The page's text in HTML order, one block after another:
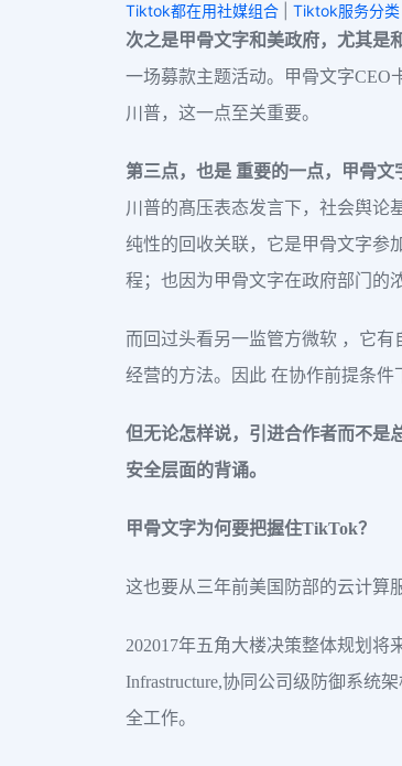
Tiktok都在用社媒组合
Tiktok服务分类
次之是甲骨文字和美政府，尤其是
一场募款主题活动。甲骨文字CEO
川普，这一点至关重要。
第三点，也是 重要的一点，甲骨文
川普的髙压表态发言下，社会舆论
纯性的回收关联，它是甲骨文字参
程；也因为甲骨文字在政府部门的
而回过头看另一监管方微软 ，它
经营的方法。因此 在协作前提条件
但无论怎样说，引进合作者而不是
安全层面的背诵。
甲骨文字为何要把握住TikTok？
这也要从三年前美国防部的云计算
202017年五角大楼决策整体规划将
Infrastructure,协同公司级防御系统
全工作。